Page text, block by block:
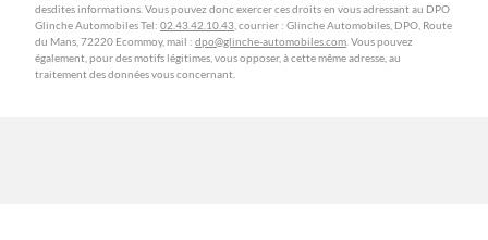
desdites informations. Vous pouvez donc exercer ces droits en vous adressant au DPO
Glinche Automobiles Tel: 02.43.42.10.43 , courrier : Glinche Automobiles, DPO, Route
du Mans, 72220 Ecommoy, mail : dpo@glinche-automobiles.com . Vous pouvez
également, pour des motifs légitimes, vous opposer, à cette même adresse, au
traitement des données vous concernant.